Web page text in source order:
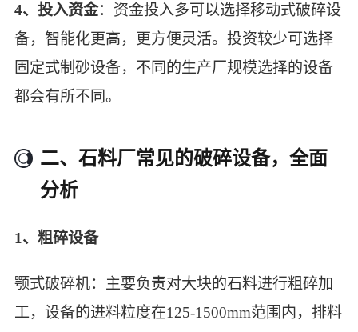
4、投入资金：资金投入多可以选择移动式破碎设
备，智能化更高，更方便灵活。投资较少可选择
固定式制砂设备，不同的生产厂规模选择的设备
都会有所不同。
二、石料厂常见的破碎设备，全面
分析
1、粗碎设备
颚式破碎机：主要负责对大块的石料进行粗碎加
工，设备的进料粒度在125-1500mm范围内，排料